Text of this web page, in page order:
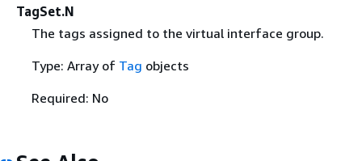
TagSet.N
The tags assigned to the virtual interface group.
Type: Array of Tag objects
Required: No